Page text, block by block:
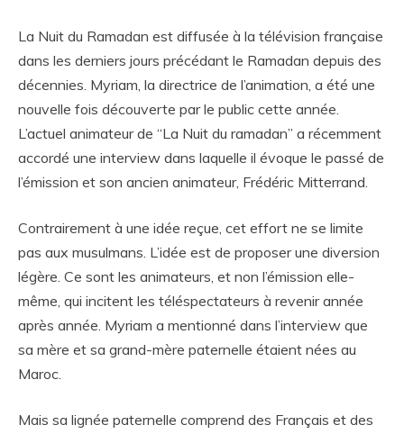
La Nuit du Ramadan est diffusée à la télévision française
dans les derniers jours précédant le Ramadan depuis des
décennies. Myriam, la directrice de l’animation, a été une
nouvelle fois découverte par le public cette année.
L’actuel animateur de “La Nuit du ramadan” a récemment
accordé une interview dans laquelle il évoque le passé de
l’émission et son ancien animateur, Frédéric Mitterrand.
Contrairement à une idée reçue, cet effort ne se limite
pas aux musulmans. L’idée est de proposer une diversion
légère. Ce sont les animateurs, et non l’émission elle-
même, qui incitent les téléspectateurs à revenir année
après année. Myriam a mentionné dans l’interview que
sa mère et sa grand-mère paternelle étaient nées au
Maroc.
Mais sa lignée paternelle comprend des Français et des